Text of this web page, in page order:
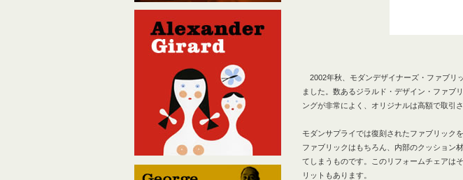
2002年秋、モダンデザイナーズ・ファブリ
ました。数あるジラルド・デザイン・ファブ
ングが非常によく、オリジナルは高額で取引さ
モダンサプライでは復刻されたファブリック
ファブリックはもちろん、内部のクッション
てしまうものです。このリフォームチェアは
リットもあります。